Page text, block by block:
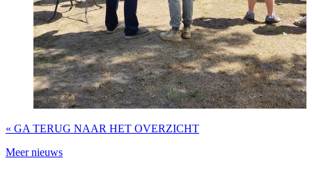
« GA TERUG NAAR HET OVERZICHT
Meer nieuws